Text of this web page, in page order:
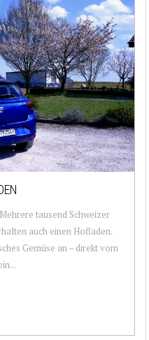
tausend Schweizer
auch einen Hofladen.
Gemüse an – direkt vom